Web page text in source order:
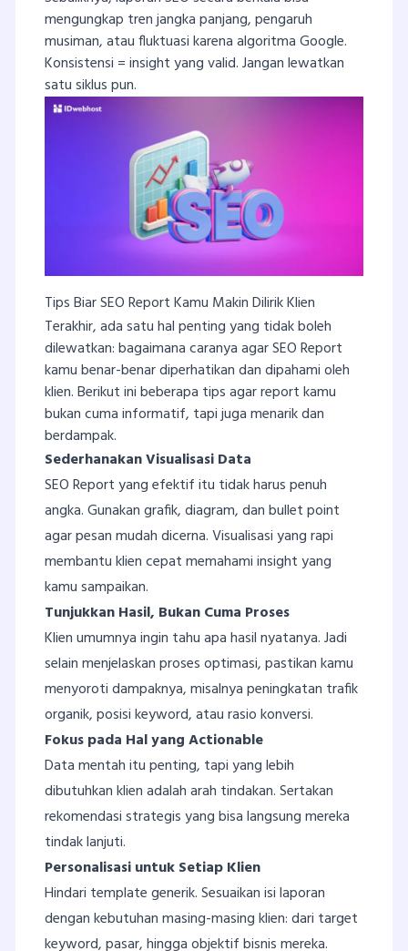
mengungkap tren jangka panjang, pengaruh
musiman, atau fluktuasi karena algoritma Google.
Konsistensi = insight yang valid. Jangan lewatkan
satu siklus pun.
Tips Biar SEO Report Kamu Makin Dilirik Klien
Terakhir, ada satu hal penting yang tidak boleh
dilewatkan: bagaimana caranya agar SEO Report
kamu benar-benar diperhatikan dan dipahami oleh
klien. Berikut ini beberapa tips agar report kamu
bukan cuma informatif, tapi juga menarik dan
berdampak.
Sederhanakan Visualisasi Data
SEO Report yang efektif itu tidak harus penuh
angka. Gunakan grafik, diagram, dan bullet point
agar pesan mudah dicerna. Visualisasi yang rapi
membantu klien cepat memahami insight yang
kamu sampaikan.
Tunjukkan Hasil, Bukan Cuma Proses
Klien umumnya ingin tahu apa hasil nyatanya. Jadi
selain menjelaskan proses optimasi, pastikan kamu
menyoroti dampaknya, misalnya peningkatan trafik
organik, posisi keyword, atau rasio konversi.
Fokus pada Hal yang Actionable
Data mentah itu penting, tapi yang lebih
dibutuhkan klien adalah arah tindakan. Sertakan
rekomendasi strategis yang bisa langsung mereka
tindak lanjuti.
Personalisasi untuk Setiap Klien
Hindari template generik. Sesuaikan isi laporan
dengan kebutuhan masing-masing klien: dari target
keyword, pasar, hingga objektif bisnis mereka.